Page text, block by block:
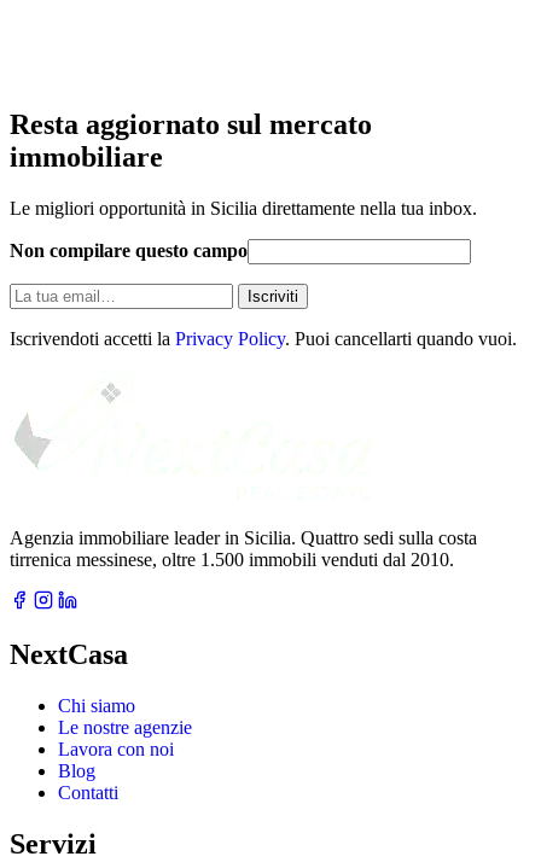
Resta aggiornato sul mercato
immobiliare
Le migliori opportunità in Sicilia direttamente nella tua inbox.
Non compilare questo campo
La
tua
email
Iscriviti
Iscrivendoti accetti la Privacy Policy. Puoi cancellarti quando vuoi.
Agenzia immobiliare leader in Sicilia. Quattro sedi sulla costa
tirrenica messinese, oltre 1.500 immobili venduti dal 2010.
NextCasa
Chi siamo
Le nostre agenzie
Lavora con noi
Blog
Contatti
Servizi